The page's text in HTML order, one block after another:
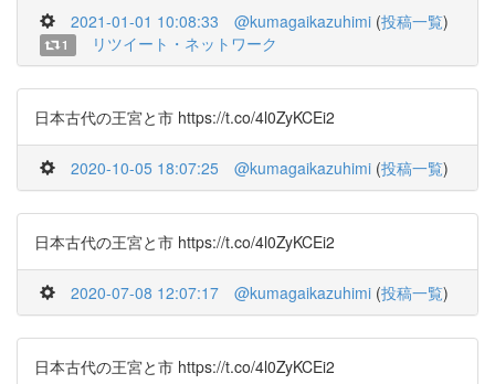
2021-01-01 10:08:33 @kumagaikazuhimi (投稿一覧)
1 リツイート・ネットワーク
日本古代の王宮と市 https://t.co/4l0ZyKCEi2
2020-10-05 18:07:25 @kumagaikazuhimi (投稿一覧)
日本古代の王宮と市 https://t.co/4l0ZyKCEi2
2020-07-08 12:07:17 @kumagaikazuhimi (投稿一覧)
日本古代の王宮と市 https://t.co/4l0ZyKCEi2